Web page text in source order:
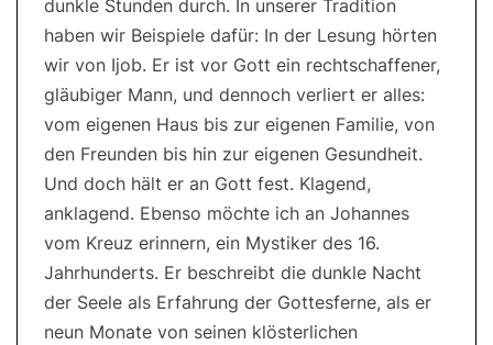
dunkle Stunden durch. In unserer Tradition
haben wir Beispiele dafür: In der Lesung hörten
wir von Ijob. Er ist vor Gott ein rechtschaffener,
gläubiger Mann, und dennoch verliert er alles:
vom eigenen Haus bis zur eigenen Familie, von
den Freunden bis hin zur eigenen Gesundheit.
Und doch hält er an Gott fest. Klagend,
anklagend. Ebenso möchte ich an Johannes
vom Kreuz erinnern, ein Mystiker des 16.
Jahrhunderts. Er beschreibt die dunkle Nacht
der Seele als Erfahrung der Gottesferne, als er
neun Monate von seinen klösterlichen